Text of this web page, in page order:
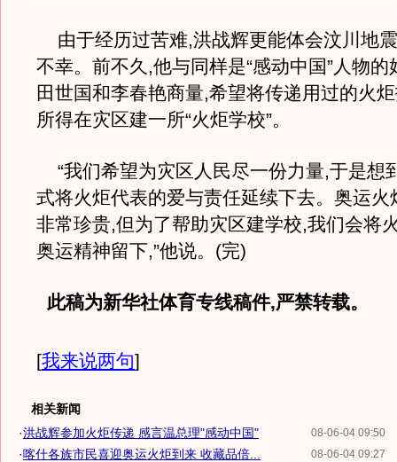
由于经历过苦难,洪战辉更能体会汶川地
不幸。前不久,他与同样是“感动中国”人物
田世国和李春艳商量,希望将传递用过的火
所得在灾区建一所“火炬学校”。
“我们希望为灾区人民尽一份力量,于是想
式将火炬代表的爱与责任延续下去。奥运火
非常珍贵,但为了帮助灾区建学校,我们会将
奥运精神留下,”他说。(完)
此稿为新华社体育专线稿件,严禁转载。
[我来说两句]
相关新闻
08-06-04 09:50
·洪战辉参加火炬传递 感言温总理"感动中国"
08-06-04 09:27
·喀什各族市民喜迎奥运火炬到来 收藏品倍...